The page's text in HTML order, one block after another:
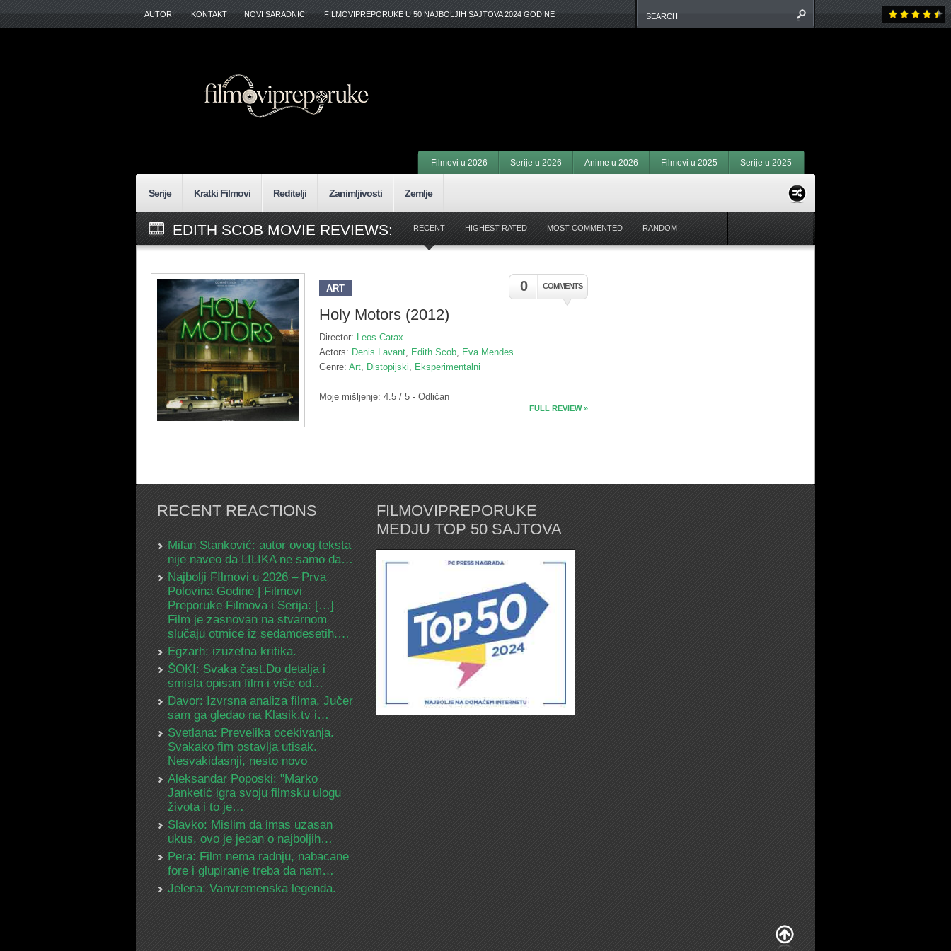
AUTORI KONTAKT NOVI SARADNICI FILMOVIPREPORUKE U 50 NAJBOLJIH SAJTOVA 2024 GODINE
Filmovi u 2026 Serije u 2026 Anime u 2026 Filmovi u 2025 Serije u 2025
Serije Kratki Filmovi Reditelji Zanimljivosti Zemlje
EDITH SCOB MOVIE REVIEWS: RECENT HIGHEST RATED MOST COMMENTED RANDOM
0 COMMENTS
ART
Holy Motors (2012)
Director: Leos Carax
Actors: Denis Lavant, Edith Scob, Eva Mendes
Genre: Art, Distopijski, Eksperimentalni
Moje mišljenje: 4.5 / 5 - Odličan
FULL REVIEW »
RECENT REACTIONS
Milan Stanković: autor ovog teksta
nije naveo da LILIKA ne samo da…
Najbolji FIlmovi u 2026 – Prva
Polovina Godine | Filmovi
Preporuke Filmova i Serija: […]
Film je zasnovan na stvarnom
slučaju otmice iz sedamdesetih.…
Egzarh: izuzetna kritika.
ŠOKI: Svaka čast.Do detalja i
smisla opisan film i više od…
Davor: Izvrsna analiza filma. Jučer
sam ga gledao na Klasik.tv i…
Svetlana: Prevelika ocekivanja.
Svakako fim ostavlja utisak.
Nesvakidasnji, nesto novo
Aleksandar Poposki: "Marko
Janketić igra svoju filmsku ulogu
života i to je…
Slavko: Mislim da imas uzasan
ukus, ovo je jedan o najboljih…
Pera: Film nema radnju, nabacane
fore i glupiranje treba da nam…
Jelena: Vanvremenska legenda.
FILMOVIPREPORUKE
MEDJU TOP 50 SAJTOVA